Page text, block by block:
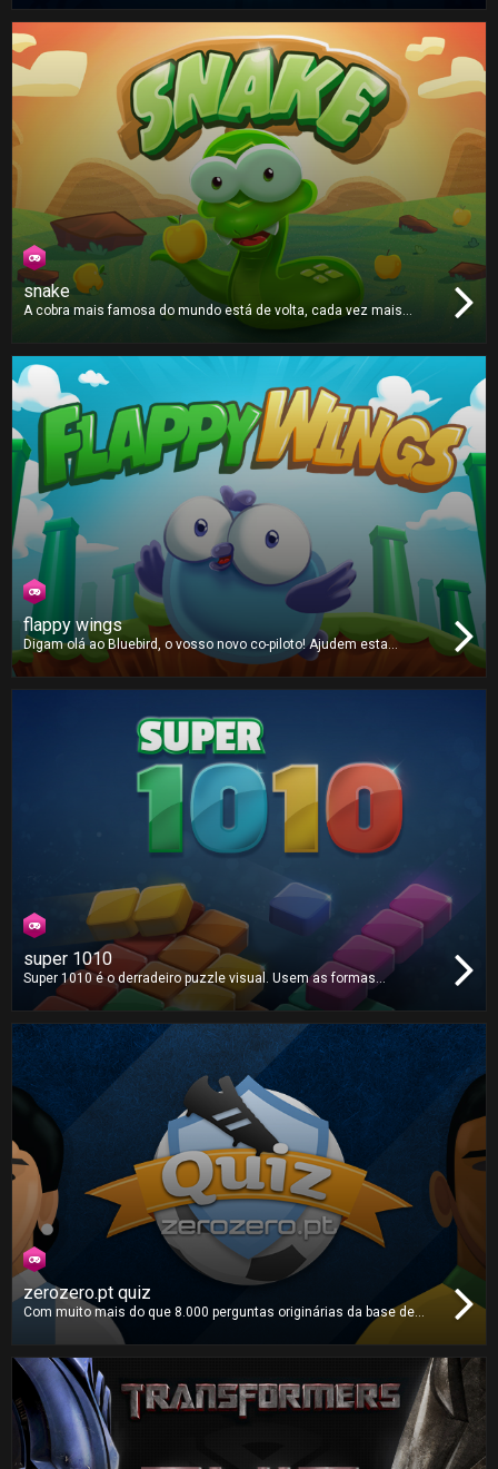
snake
A cobra mais famosa do mundo está de volta, cada vez mais
flappy wings
Digam olá ao Bluebird, o vosso novo co-piloto! Ajudem esta
pequena criatura a voar através de uma estranha terra povoada por
super 1010
Super 1010 é o derradeiro puzzle visual. Usem as formas
disponíveis para criar linhas e manter a área de jogo desimpedida.
zerozero.pt quiz
Com muito mais do que 8.000 perguntas originárias da base de
dados massiva da zerozero.pt, este é o
sobre futebol mais
maior e melhor competição sobre o desporto rei!